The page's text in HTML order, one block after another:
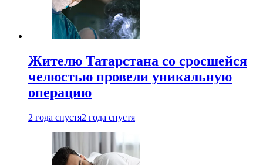
Жителю Татарстана со сросшейся
челюстью провели уникальную
операцию
2 года спустя2 года спустя